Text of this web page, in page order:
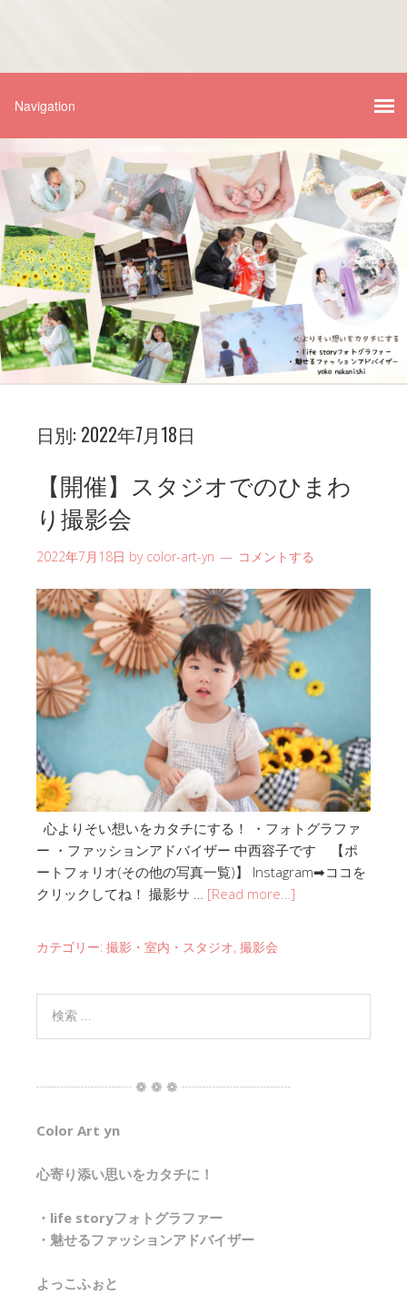
日別: 2022年7月18日
【開催】スタジオでのひまわ
り撮影会
2022年7月18日 by color-art-yn コメントする
心よりそい想いをカタチにする！ ・フォトグラファ
ー ・ファッションアドバイザー 中西容子です 【ポ
ートフォリオ(その他の写真一覧)】 Instagram➡︎ココを
クリックしてね！ 撮影サ … [Read more…]
カテゴリー: 撮影・室内・スタジオ, 撮影会
┈┈┈┈┈┈┈ ❁ ❁ ❁ ┈┈┈┈┈┈┈┈
Color Art yn
心寄り添い思いをカタチに！
・life storyフォトグラファー
・魅せるファッションアドバイザー
よっこふぉと